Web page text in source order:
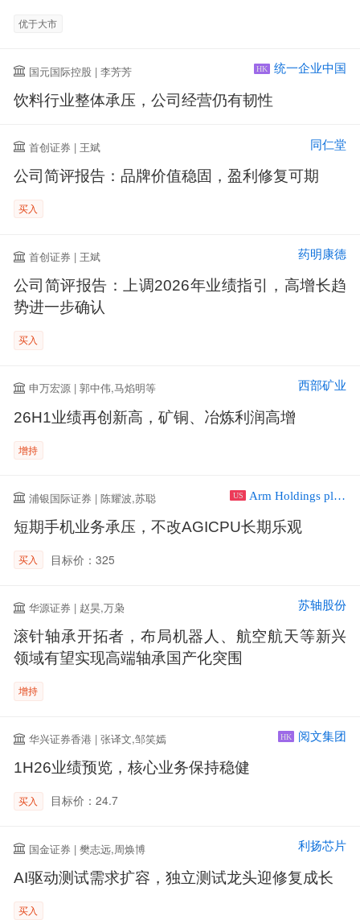
优于大市
国元国际控股 | 李芳芳 HK 统一企业中国
饮料行业整体承压，公司经营仍有韧性
首创证券 | 王斌 同仁堂
公司简评报告：品牌价值稳固，盈利修复可期
买入
首创证券 | 王斌 药明康德
公司简评报告：上调2026年业绩指引，高增长趋
势进一步确认
买入
申万宏源 | 郭中伟,马焰明等 西部矿业
26H1业绩再创新高，矿铜、冶炼利润高增
增持
浦银国际证券 | 陈耀波,苏聪 US Arm Holdings plc ADR
短期手机业务承压，不改AGICPU长期乐观
买入 目标价：325
华源证券 | 赵昊,万枭 苏轴股份
滚针轴承开拓者，布局机器人、航空航天等新兴
领域有望实现高端轴承国产化突围
增持
华兴证券香港 | 张译文,邹笑嫣 HK 阅文集团
1H26业绩预览，核心业务保持稳健
买入 目标价：24.7
国金证券 | 樊志远,周焕博 利扬芯片
AI驱动测试需求扩容，独立测试龙头迎修复成长
买入